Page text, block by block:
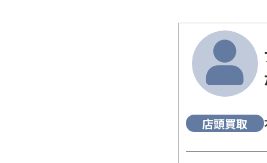
店頭買取